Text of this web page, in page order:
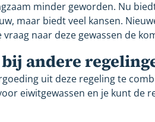
minder geworden. Nu
maar biedt veel kansen.
naar deze gewassen de
andere
uit deze regeling te
eiwitgewassen en je kunt de